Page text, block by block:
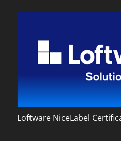
Loftware NiceLabel